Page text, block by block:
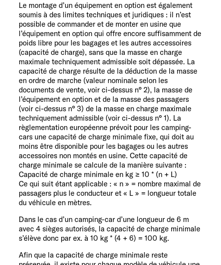
Le montage d’un équipement en option est également
soumis à des limites techniques et juridiques : il n’est
possible de commander et de monter en usine que
l’équipement en option qui offre encore suffisamment de
poids libre pour les bagages et les autres accessoires
(capacité de charge), sans que la masse en charge
maximale techniquement admissible soit dépassée. La
capacité de charge résulte de la déduction de la masse
en ordre de marche (valeur nominale selon les
documents de vente, voir ci-dessus n° 2), la masse de
l’équipement en option et de la masse des passagers
(voir ci-dessus n° 3) de la masse en charge maximale
techniquement admissible (voir ci-dessus n° 1). La
règlementation européenne prévoit pour les camping-
cars une capacité de charge minimale fixe, qui doit au
moins être disponible pour les bagages ou les autres
accessoires non montés en usine. Cette capacité de
charge minimale se calcule de la manière suivante :
Capacité de charge minimale en kg ≥ 10 * (n + L)
Ce qui suit étant applicable : « n » = nombre maximal de
passagers plus le conducteur et « L » = longueur totale
du véhicule en mètres.
Dans le cas d’un camping-car d’une longueur de 6 m
avec 4 sièges autorisés, la capacité de charge minimale
s’élève donc par ex. à 10 kg * (4 + 6) = 100 kg.
Afin que la capacité de charge minimale reste